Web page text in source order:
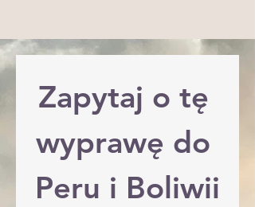
Zapytaj o tę
wyprawę do
Peru i Boliwii